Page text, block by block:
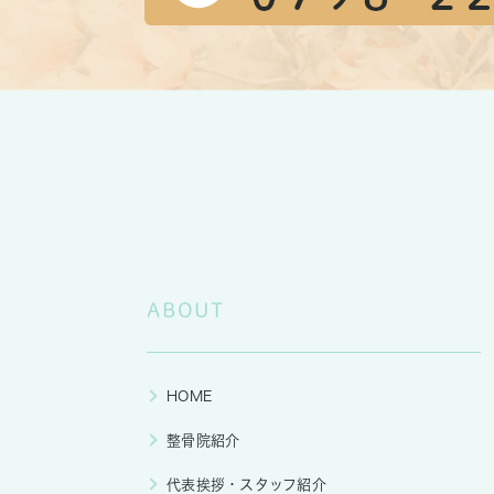
ABOUT
HOME
整骨院紹介
代表挨拶・スタッフ紹介